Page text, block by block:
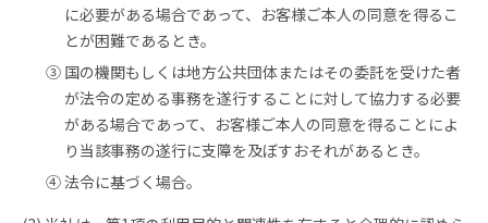
に必要がある場合であって、お客様ご本人の同意を得るこ
とが困難であるとき。
③ 国の機関もしくは地方公共団体またはその委託を受けた者
が法令の定める事務を遂行することに対して協力する必要
がある場合であって、お客様ご本人の同意を得ることによ
り当該事務の遂行に支障を及ぼすおそれがあるとき。
④ 法令に基づく場合。